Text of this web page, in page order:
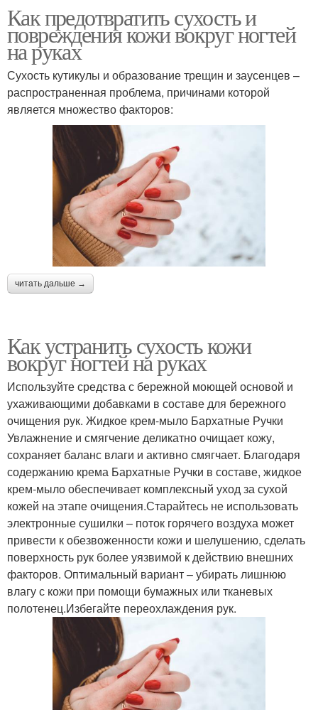
Как предотвратить сухость и
повреждения кожи вокруг ногтей
на руках
Сухость кутикулы и образование трещин и заусенцев –
распространенная проблема, причинами которой
является множество факторов:
читать дальше →
Как устранить сухость кожи
вокруг ногтей на руках
Используйте средства с бережной моющей основой и
ухаживающими добавками в составе для бережного
очищения рук. Жидкое крем-мыло Бархатные Ручки
Увлажнение и смягчение деликатно очищает кожу,
сохраняет баланс влаги и активно смягчает. Благодаря
содержанию крема Бархатные Ручки в составе, жидкое
крем-мыло обеспечивает комплексный уход за сухой
кожей на этапе очищения.Старайтесь не использовать
электронные сушилки – поток горячего воздуха может
привести к обезвоженности кожи и шелушению, сделать
поверхность рук более уязвимой к действию внешних
факторов. Оптимальный вариант – убирать лишнюю
влагу с кожи при помощи бумажных или тканевых
полотенец.Избегайте переохлаждения рук.